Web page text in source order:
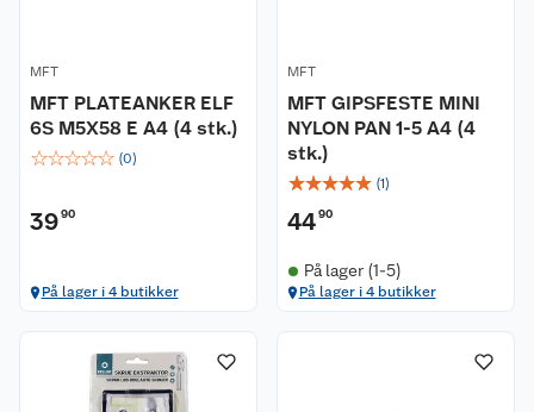
MFT
MFT PLATEANKER ELF
6S M5X58 E A4 (4 stk.)
☆☆☆☆☆ (0)
3990
På lager i 4 butikker
MFT
MFT GIPSFESTE MINI
NYLON PAN 1-5 A4 (4
stk.)
☆☆☆☆☆ (1)
4490
På lager (1-5)
På lager i 4 butikker